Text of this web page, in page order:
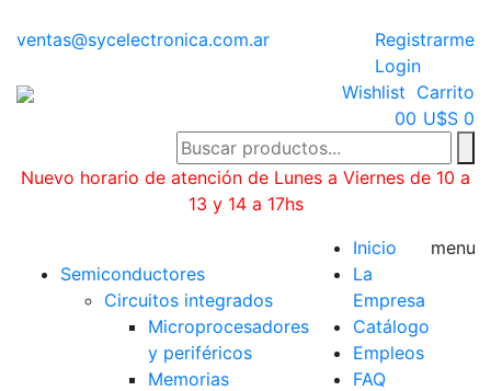
ventas@sycelectronica.com.ar
Registrarme
Login
Wishlist
00
Carrito
U$S 0
Nuevo horario de atención de Lunes a Viernes de 10 a
13 y 14 a 17hs
Semiconductores
Circuitos integrados
Microprocesadores
y periféricos
Memorias
Inicio
La
Empresa
Catálogo
Empleos
FAQ
menu